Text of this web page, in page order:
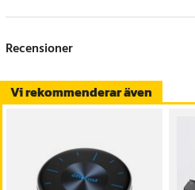
utan att påverka bilens
befintlig AUX-enhet.
Modulen är utformad för att passa
MINI-modeller, vilket säkerställer
Vi rekommenderar även
Recensioner